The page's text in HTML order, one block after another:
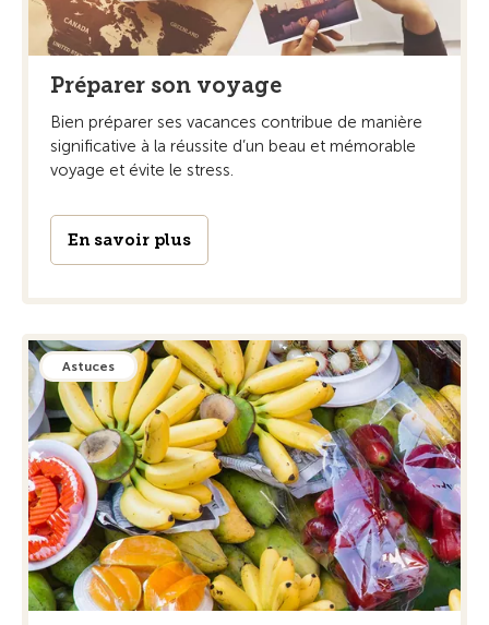
Préparer son voyage
Bien préparer ses vacances contribue de manière
significative à la réussite d’un beau et mémorable
voyage et évite le stress.
En savoir plus
Astuces